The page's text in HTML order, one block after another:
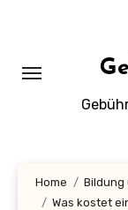
Home
Bildung
Was kostet